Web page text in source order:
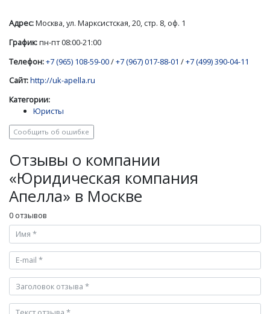
Адрес:Москва, ул. Марксистская, 20, стр. 8, оф. 1
График:пн-пт 08:00-21:00
Телефон:+7 (965) 108-59-00/+7 (967) 017-88-01 /+7 (499) 390-04-11
Сайт:http://uk-apella.ru
Категории:
Юристы
Сообщить об ошибке
Отзывы о компании
«Юридическая компания
Апелла» в Москве
0 отзывов